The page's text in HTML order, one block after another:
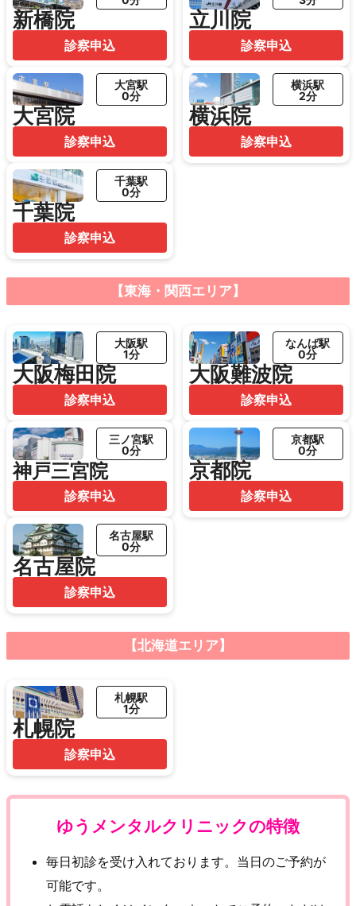
新橋院
診察申込
立川院
診察申込
大宮院
大宮駅
0分
診察申込
横浜院
横浜駅
2分
診察申込
千葉院
千葉駅
0分
診察申込
【東海・関西エリア】
大阪梅田院
大阪駅
1分
診察申込
大阪難波院
なんば駅
0分
診察申込
神戸三宮院
三ノ宮駅
0分
診察申込
京都院
京都駅
0分
診察申込
名古屋院
名古屋駅
0分
診察申込
【北海道エリア】
札幌院
札幌駅
1分
診察申込
ゆうメンタルクリニックの特徴
毎日初診を受け入れております。当日のご予約が
可能です。